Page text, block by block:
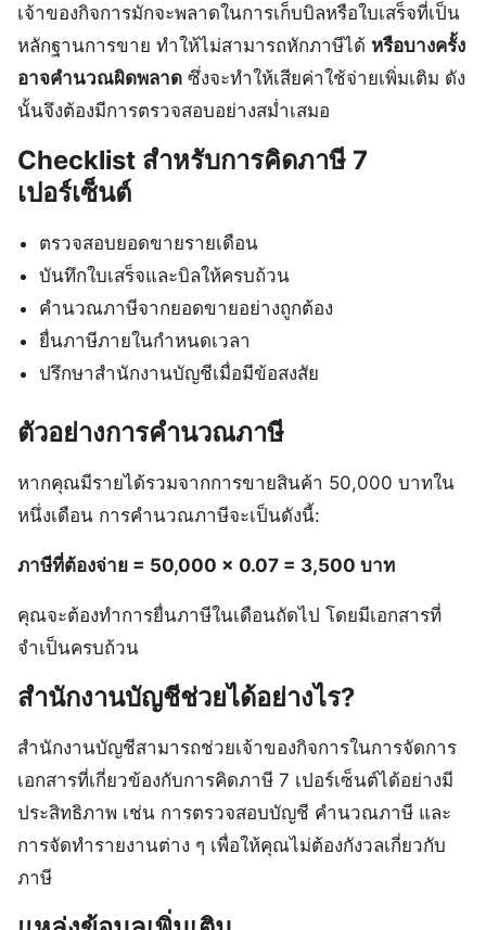
เจ้าของกิจการมักจะพลาดในการเก็บบิลหรือใบเสร็จที่เป็น
หลักฐานการขาย ทำให้ไม่สามารถหักภาษีได้ หรือบางครั้ง
อาจคำนวณผิดพลาด ซึ่งจะทำให้เสียค่าใช้จ่ายเพิ่มเติม ดัง
นั้นจึงต้องมีการตรวจสอบอย่างสม่ำเสมอ
Checklist สำหรับการคิดภาษี 7
เปอร์เซ็นต์
ตรวจสอบยอดขายรายเดือน
บันทึกใบเสร็จและบิลให้ครบถ้วน
คำนวณภาษีจากยอดขายอย่างถูกต้อง
ยื่นภาษีภายในกำหนดเวลา
ปรึกษาสำนักงานบัญชีเมื่อมีข้อสงสัย
ตัวอย่างการคำนวณภาษี
หากคุณมีรายได้รวมจากการขายสินค้า 50,000 บาทใน
หนึ่งเดือน การคำนวณภาษีจะเป็นดังนี้:
ภาษีที่ต้องจ่าย = 50,000 × 0.07 = 3,500 บาท
คุณจะต้องทำการยื่นภาษีในเดือนถัดไป โดยมีเอกสารที่
จำเป็นครบถ้วน
สำนักงานบัญชีช่วยได้อย่างไร?
สำนักงานบัญชีสามารถช่วยเจ้าของกิจการในการจัดการ
เอกสารที่เกี่ยวข้องกับการคิดภาษี 7 เปอร์เซ็นต์ได้อย่างมี
ประสิทธิภาพ เช่น การตรวจสอบบัญชี คำนวณภาษี และ
การจัดทำรายงานต่าง ๆ เพื่อให้คุณไม่ต้องกังวลเกี่ยวกับ
ภาษี